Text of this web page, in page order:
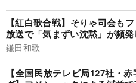
【紅白歌合戦】そりゃ司会も
放送で「気まずい沈黙」が頻
鎌田和歌
【全国民放テレビ局127社・